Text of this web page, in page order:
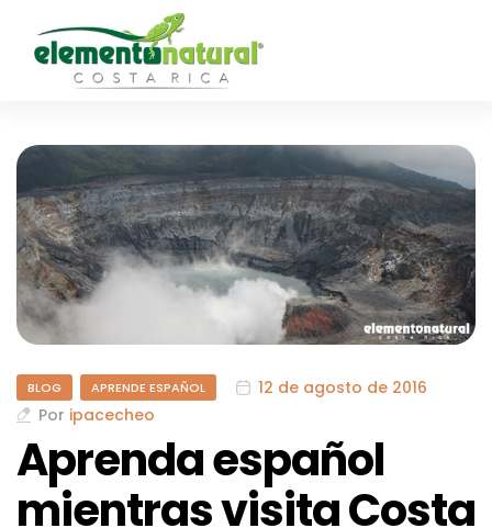
BLOG APRENDE ESPAÑOL
12 de agosto de 2016
Por ipacecheo
Aprenda español
mientras visita Costa